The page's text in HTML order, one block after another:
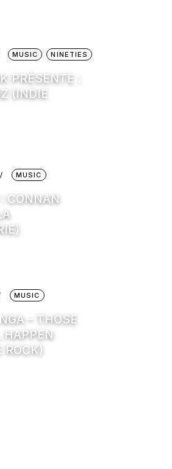
MUSIC NINETIES
PRÉSENTE :
(INDIE
MUSIC
CONNAN
MUSIC
– THOSE
HAPPEN
ROCK)